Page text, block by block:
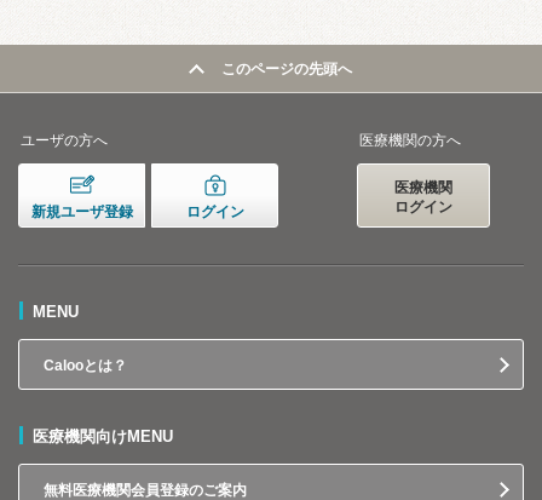
このページの先頭へ
ユーザの方へ
新規ユーザ登録 ログイン
医療機関の方へ
医療機関
ログイン
MENU
Calooとは？
医療機関向けMENU
無料医療機関会員登録のご案内